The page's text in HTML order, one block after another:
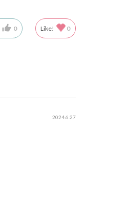
0 Like! 0
2024.6.27